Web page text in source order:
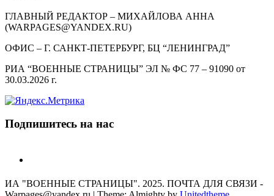
ГЛАВНЫЙ РЕДАКТОР – МИХАЙЛОВА АННА
(WARPAGES@YANDEX.RU)
ОФИС – Г. САНКТ-ПЕТЕРБУРГ, БЦ “ЛЕНИНГРАД”
РИА “ВОЕННЫЕ СТРАНИЦЫ” ЭЛ № ФС 77 – 91090 от
30.03.2026 г.
Подпишитесь на нас
ИА "ВОЕННЫЕ СТРАНИЦЫ". 2025. ПОЧТА ДЛЯ СВЯЗИ -